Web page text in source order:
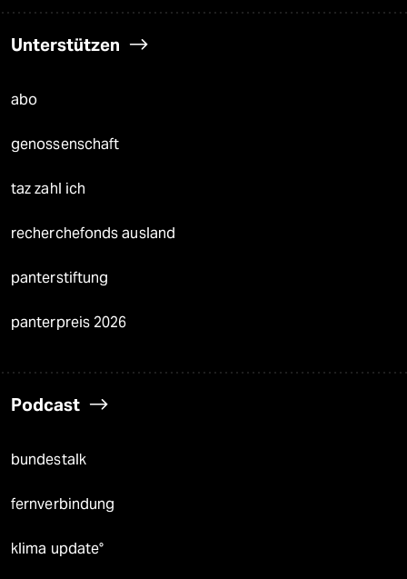
Unterstützen
abo
genossenschaft
taz zahl ich
recherchefonds ausland
panterstiftung
panterpreis 2026
Podcast
bundestalk
fernverbindung
klima update°